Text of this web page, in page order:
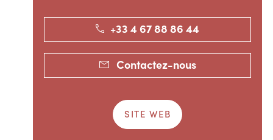
+33 4 67 88 86 44
Contactez-nous
SITE WEB